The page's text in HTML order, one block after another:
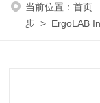
当前位置：首页
步 > ErgoLAB